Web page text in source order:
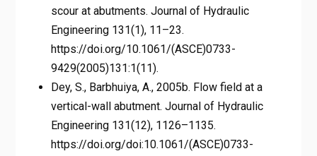
scour at abutments. Journal of Hydraulic
Engineering 131(1), 11–23.
https://doi.org/10.1061/(ASCE)0733-
9429(2005)131:1(11).
Dey, S., Barbhuiya, A., 2005b. Flow field at a
vertical-wall abutment. Journal of Hydraulic
Engineering 131(12), 1126–1135.
https://doi.org/doi:10.1061/(ASCE)0733-